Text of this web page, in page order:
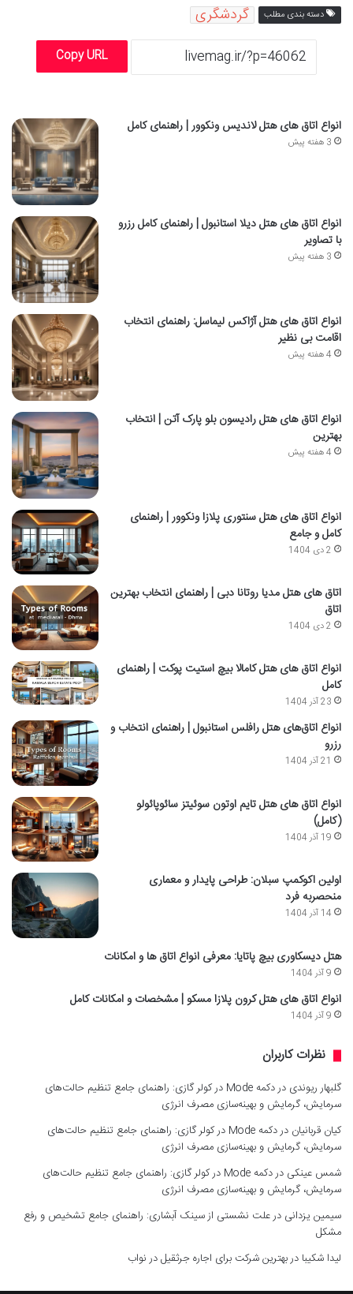
دسته بندی مطلب گردشگری
Copy URL
انواع اتاق های هتل لاندیس ونکوور | راهنمای کامل
3 هفته پیش
انواع اتاق های هتل دیلا استانبول | راهنمای کامل رزرو
با تصاویر
3 هفته پیش
انواع اتاق های هتل آژاکس لیماسل: راهنمای انتخاب
اقامت بی نظیر
4 هفته پیش
انواع اتاق های هتل رادیسون بلو پارک آتن | انتخاب
بهترین
4 هفته پیش
انواع اتاق های هتل سنتوری پلازا ونکوور | راهنمای
کامل و جامع
2 دی 1404
اتاق‌ های هتل مدیا روتانا دبی | راهنمای انتخاب بهترین
اتاق
2 دی 1404
انواع اتاق های هتل کامالا بیچ استیت پوکت | راهنمای
کامل
23 آذر 1404
انواع اتاق‌های هتل رافلس استانبول | راهنمای انتخاب و
رزرو
21 آذر 1404
انواع اتاق های هتل تایم اوتون سوئیتز سائوپائولو
(کامل)
19 آذر 1404
اولین اکوکمپ سبلان: طراحی پایدار و معماری
منحصربه فرد
14 آذر 1404
هتل دیسکاوری بیچ پاتایا: معرفی انواع اتاق ها و امکانات
9 آذر 1404
انواع اتاق های هتل کرون پلازا مسکو | مشخصات و امکانات کامل
9 آذر 1404
نظرات کاربران
گلبهار ریوندی در
دکمه Mode در کولر گازی: راهنمای جامع تنظیم حالت‌های
سرمایش، گرمایش و بهینه‌سازی مصرف انرژی
کیان قربانیان در
دکمه Mode در کولر گازی: راهنمای جامع تنظیم حالت‌های
سرمایش، گرمایش و بهینه‌سازی مصرف انرژی
شمس عینکی در
دکمه Mode در کولر گازی: راهنمای جامع تنظیم حالت‌های
سرمایش، گرمایش و بهینه‌سازی مصرف انرژی
سیمین یزدانی درعلت نشستی از سینک آبشاری: راهنمای جامع تشخیص و رفع
مشکل
لیدا شکیبا دربهترین شرکت برای اجاره جرثقیل در نواب